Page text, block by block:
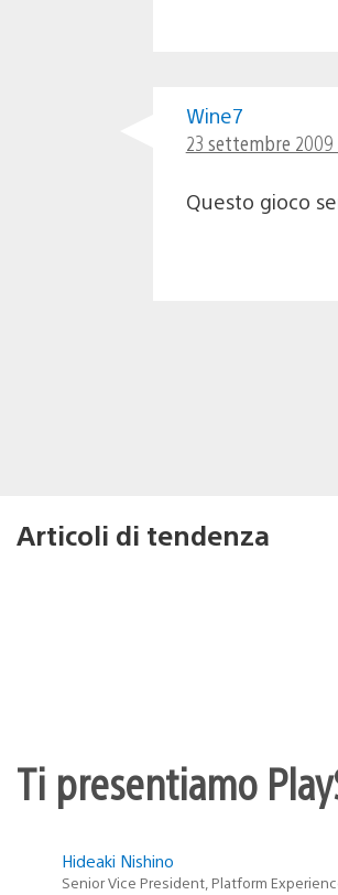
Wine7
23 settembre 2009
Questo gioco
Articoli di tendenza
Ti presentiamo
Hideaki Nishino
Senior Vice President, Platform